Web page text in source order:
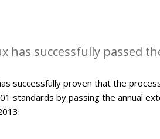
has successfully passed
successfully proven that the
standards by passing the annual